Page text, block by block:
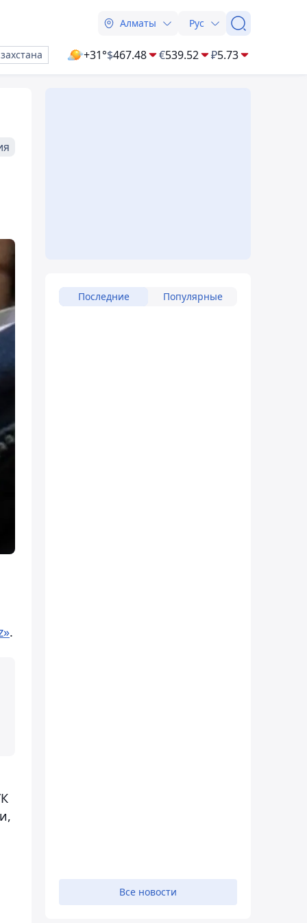
Алматы Рус
+31°$467.48 €539.52 ₽5.73
.
Последние Популярные
Все новости